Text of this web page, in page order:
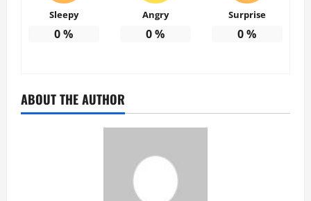
Sleepy
0%
Angry
0%
Surprise
0%
ABOUT THE AUTHOR